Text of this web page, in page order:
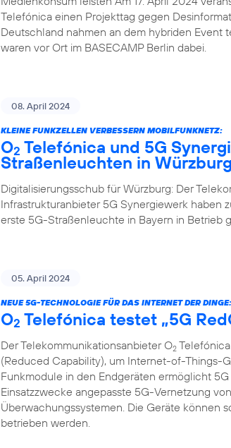
Telefónica einen Projekttag gegen
Deutschland nahmen an dem hybriden Event
waren vor Ort im BASECAMP Berlin dabei.
08. April 2024
KLEINE FUNKZELLEN VERBESSERN MOBILFUNKNETZ:
O2 Telefónica und 5G
Straßenleuchten in Würzburg
Digitalisierungsschub für Würzburg: Der
Infrastrukturanbieter 5G Synergiewerk haben
erste 5G-Straßenleuchte in Bayern in Betrieb
05. April 2024
NEUE 5G-TECHNOLOGIE FÜR DAS INTERNET DER DINGE:
O2 Telefónica testet „5G
Der Telekommunikationsanbieter O2
(Reduced Capability), um Internet-of-Things-
Funkmodule in den Endgeräten ermöglicht
Einsatzzwecke angepasste 5G-Vernetzung
Überwachungssystemen. Die Geräte können
betrieben werden.